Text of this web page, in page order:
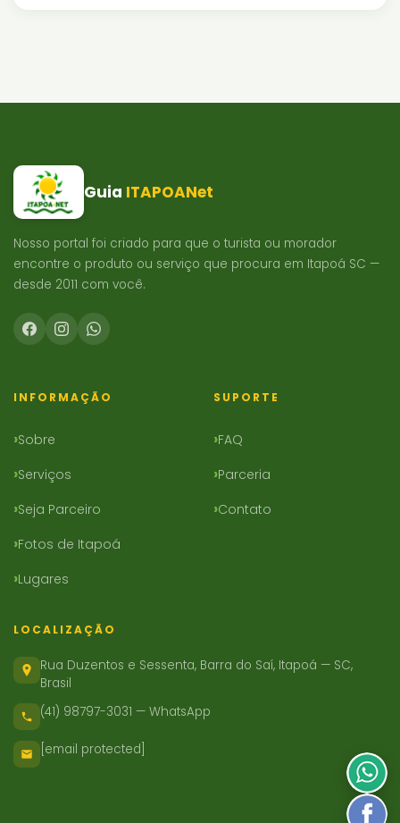
Guia ITAPOANet
Nosso portal foi criado para que o turista ou morador
encontre o produto ou serviço que procura em Itapoá SC —
desde 2011 com você.
INFORMAÇÃO
Sobre
Serviços
Seja Parceiro
Fotos de Itapoá
Lugares
SUPORTE
FAQ
Parceria
Contato
LOCALIZAÇÃO
Rua Duzentos e Sessenta, Barra do Saí, Itapoá — SC,
Brasil
(41) 98797-3031 — WhatsApp
[email protected]